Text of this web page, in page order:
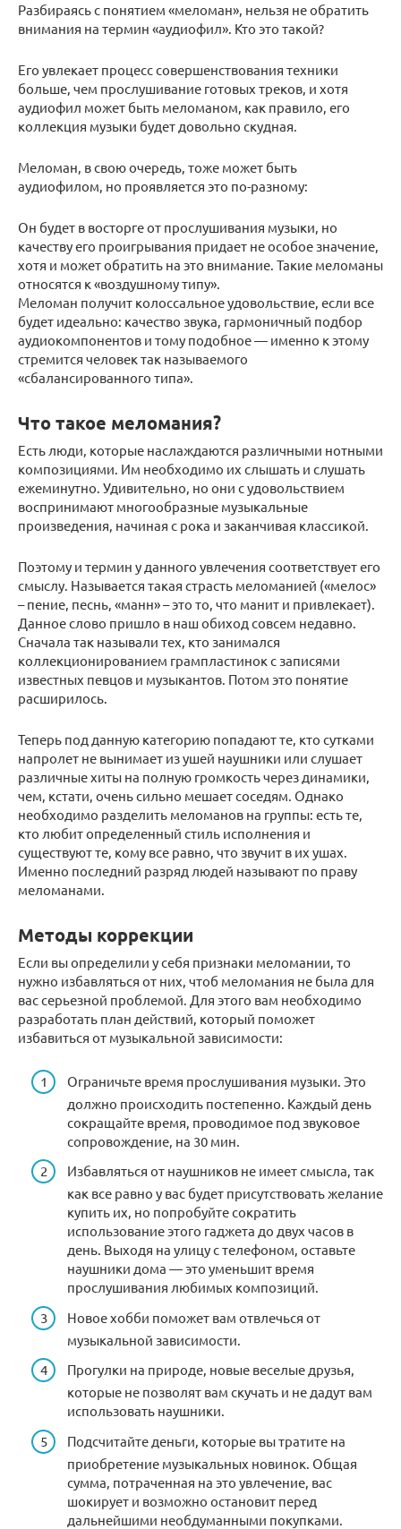
Разбираясь с понятием «меломан», нельзя не обратить
внимания на термин «аудиофил». Кто это такой?
Его увлекает процесс совершенствования техники
больше, чем прослушивание готовых треков, и хотя
аудиофил может быть меломаном, как правило, его
коллекция музыки будет довольно скудная.
Меломан, в свою очередь, тоже может быть
аудиофилом, но проявляется это по-разному:
Он будет в восторге от прослушивания музыки, но
качеству его проигрывания придает не особое значение,
хотя и может обратить на это внимание. Такие меломаны
относятся к «воздушному типу».
Меломан получит колоссальное удовольствие, если все
будет идеально: качество звука, гармоничный подбор
аудиокомпонентов и тому подобное — именно к этому
стремится человек так называемого
«сбалансированного типа».
Что такое меломания?
Есть люди, которые наслаждаются различными нотными
композициями. Им необходимо их слышать и слушать
ежеминутно. Удивительно, но они с удовольствием
воспринимают многообразные музыкальные
произведения, начиная с рока и заканчивая классикой.
Поэтому и термин у данного увлечения соответствует его
смыслу. Называется такая страсть меломанией («мелос»
– пение, песнь, «манн» – это то, что манит и привлекает).
Данное слово пришло в наш обиход совсем недавно.
Сначала так называли тех, кто занимался
коллекционированием грампластинок с записями
известных певцов и музыкантов. Потом это понятие
расширилось.
Теперь под данную категорию попадают те, кто сутками
напролет не вынимает из ушей наушники или слушает
различные хиты на полную громкость через динамики,
чем, кстати, очень сильно мешает соседям. Однако
необходимо разделить меломанов на группы: есть те,
кто любит определенный стиль исполнения и
существуют те, кому все равно, что звучит в их ушах.
Именно последний разряд людей называют по праву
меломанами.
Методы коррекции
Если вы определили у себя признаки меломании, то
нужно избавляться от них, чтоб меломания не была для
вас серьезной проблемой. Для этого вам необходимо
разработать план действий, который поможет
избавиться от музыкальной зависимости:
Ограничьте время прослушивания музыки. Это
должно происходить постепенно. Каждый день
сокращайте время, проводимое под звуковое
сопровождение, на 30 мин.
Избавляться от наушников не имеет смысла, так
как все равно у вас будет присутствовать желание
купить их, но попробуйте сократить
использование этого гаджета до двух часов в
день. Выходя на улицу с телефоном, оставьте
наушники дома — это уменьшит время
прослушивания любимых композиций.
Новое хобби поможет вам отвлечься от
музыкальной зависимости.
Прогулки на природе, новые веселые друзья,
которые не позволят вам скучать и не дадут вам
использовать наушники.
Подсчитайте деньги, которые вы тратите на
приобретение музыкальных новинок. Общая
сумма, потраченная на это увлечение, вас
шокирует и возможно остановит перед
дальнейшими необдуманными покупками.